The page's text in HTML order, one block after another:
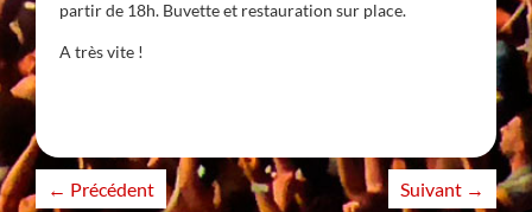
partir de 18h. Buvette et restauration sur place.
A très vite !
← Précédent Suivant →